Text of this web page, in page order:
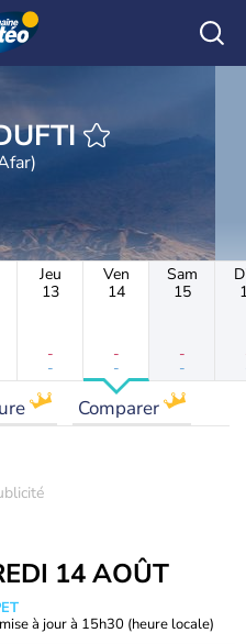
DUFTI
Jeu
13
-
-
Ven
14
-
-
Sam
15
-
-
Comparer
14 AOÛT
à jour à 15h30 (heure locale)